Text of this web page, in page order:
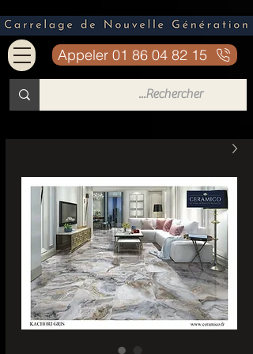
Appeler 01 86 04 82 15